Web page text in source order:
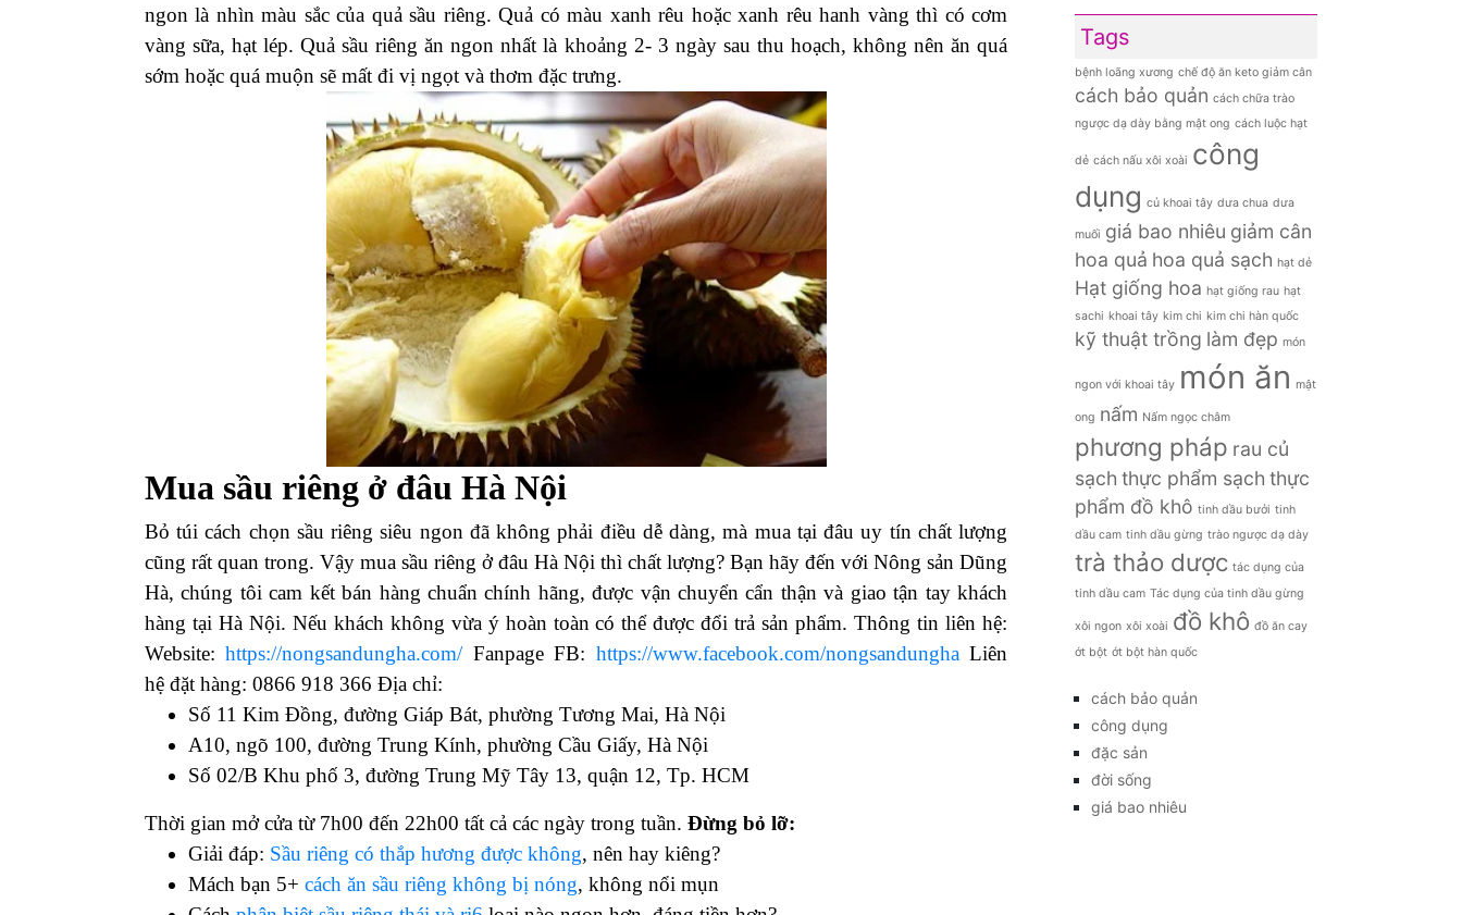
ngon là nhìn màu sắc của quả sầu riêng. Quả có màu xanh rêu hoặc xanh rêu hanh vàng thì có cơm
vàng sữa, hạt lép. Quả sầu riêng ăn ngon nhất là khoảng 2- 3 ngày sau thu hoạch, không nên ăn quá
sớm hoặc quá muộn sẽ mất đi vị ngọt và thơm đặc trưng.
Mua sầu riêng ở đâu Hà Nội
Bỏ túi cách chọn sầu riêng siêu ngon đã không phải điều dễ dàng, mà mua tại đâu uy tín chất lượng
cũng rất quan trong. Vậy mua sầu riêng ở đâu Hà Nội thì chất lượng? Bạn hãy đến với Nông sản Dũng
Hà, chúng tôi cam kết bán hàng chuẩn chính hãng, được vận chuyển cẩn thận và giao tận tay khách
hàng tại Hà Nội. Nếu khách không vừa ý hoàn toàn có thể được đổi trả sản phẩm. Thông tin liên hệ:
Website:https://nongsandungha.com/Fanpage FB: https://www.facebook.com/nongsandunghaLiên
hệ đặt hàng: 0866 918 366 Địa chỉ:
Số 11 Kim Đồng, đường Giáp Bát, phường Tương Mai, Hà Nội
A10, ngõ 100, đường Trung Kính, phường Cầu Giấy, Hà Nội
Số 02/B Khu phố 3, đường Trung Mỹ Tây 13, quận 12, Tp. HCM
Thời gian mở cửa từ 7h00 đến 22h00 tất cả các ngày trong tuần. Đừng bỏ lỡ:
Giải đáp: Sầu riêng có thắp hương được không, nên hay kiêng?
Mách bạn 5+ cách ăn sầu riêng không bị nóng, không nổi mụn
Tags
bệnh loãng xương chế độ ăn keto giảm cân
cách bảo quản cách chữa trào
ngược dạ dày bằng mật ong cách luộc hạt
dẻ cách nấu xôi xoài công
dụng củ khoai tây dưa chua dưa
muối giá bao nhiêu giảm cân
hoa quả hoa quả sạch hạt dẻ
Hạt giống hoa hạt giống rau hạt
sachi khoai tây kim chi kim chi hàn quốc
kỹ thuật trồng làm đẹp món
ngon với khoai tây món ăn mật
ong nấm Nấm ngọc châm
phương pháp rau củ
sạch thực phẩm sạch thực
phẩm đồ khô tinh dầu bưởi tinh
dầu cam tinh dầu gừng trào ngược dạ dày
trà thảo dược tác dụng của
tinh dầu cam Tác dụng của tinh dầu gừng
xôi ngon xôi xoài đồ khô đồ ăn cay
ớt bột ớt bột hàn quốc
cách bảo quản
công dụng
đặc sản
đời sống
giá bao nhiêu